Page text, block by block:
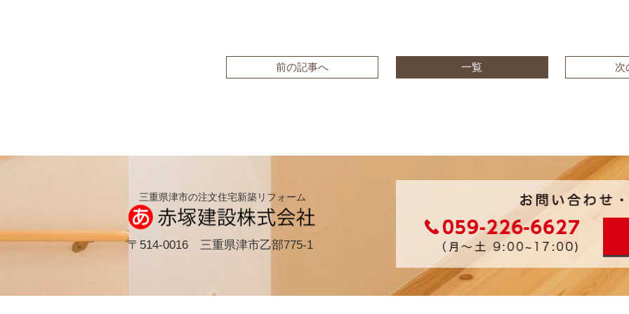
前の記事へ 一覧 次
三重県津市の注文住宅新築リフォーム
〒514-0016 三重県津市乙部775-1